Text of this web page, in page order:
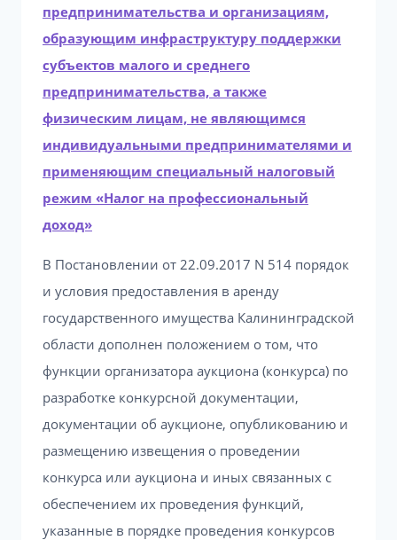
предпринимательства и организациям,
образующим инфраструктуру поддержки
субъектов малого и среднего
предпринимательства, а также
физическим лицам, не являющимся
индивидуальными предпринимателями и
применяющим специальный налоговый
режим «Налог на профессиональный
доход»
В Постановлении от 22.09.2017 N 514 порядок
и условия предоставления в аренду
государственного имущества Калининградской
области дополнен положением о том, что
функции организатора аукциона (конкурса) по
разработке конкурсной документации,
документации об аукционе, опубликованию и
размещению извещения о проведении
конкурса или аукциона и иных связанных с
обеспечением их проведения функций,
указанные в порядке проведения конкурсов